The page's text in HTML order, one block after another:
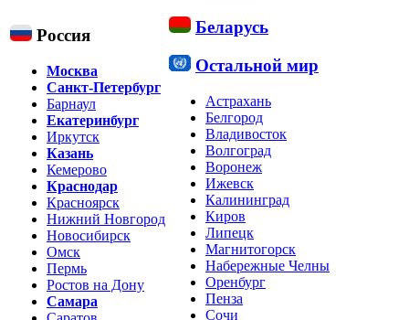
Россия
Москва
Санкт-Петербург
Барнаул
Екатеринбург
Иркутск
Казань
Кемерово
Краснодар
Красноярск
Нижний Новгород
Новосибирск
Омск
Пермь
Ростов на Дону
Самара
Беларусь
Остальной мир
Астрахань
Белгород
Владивосток
Волгоград
Воронеж
Ижевск
Калининград
Киров
Липецк
Магнитогорск
Набережные Челны
Оренбург
Пенза
Сочи